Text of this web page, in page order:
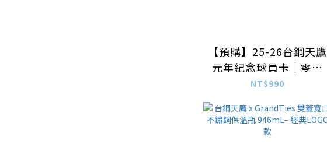
【預購】25-26台鋼天鷹
元年紀念球員卡｜零售
包
NT$990